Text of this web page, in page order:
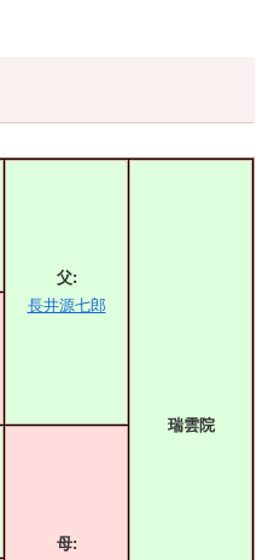
父:
長井源七郎
瑞雲院
母: